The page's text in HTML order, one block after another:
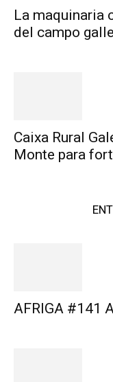
La maquinaria
del campo
Caixa Rural
Monte para
AFRIGA #141